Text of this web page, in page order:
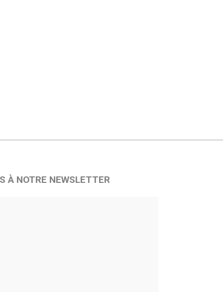
À NOTRE NEWSLETTER